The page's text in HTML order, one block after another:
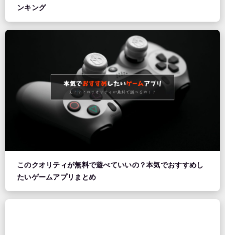
ンキング
このクオリティが無料で遊べていいの？本気でおすすめし
たいゲームアプリまとめ